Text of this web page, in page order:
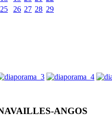
25 26 27 28 29
ANGOS